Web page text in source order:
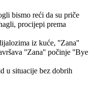
bismo reći da su priče
procijepi prema
iz kuće, ''Zana''
''Zana'' počinje ''Bye
u situacije bez dobrih